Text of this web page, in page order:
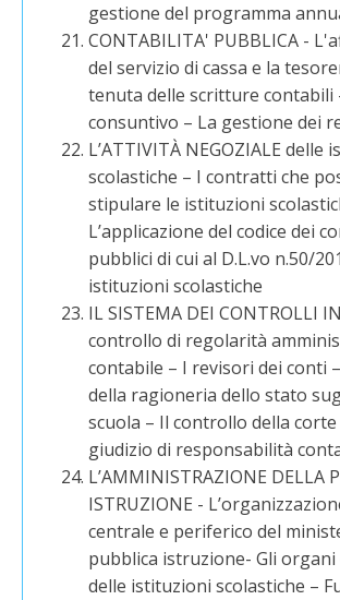
gestione del programma
CONTABILITA' PUBBLICA -
del servizio di cassa e la
tenuta delle scritture contabili
consuntivo – La gestione dei
L’ATTIVITÀ NEGOZIALE delle
scolastiche – I contratti che
stipulare le istituzioni
L’applicazione del codice dei
pubblici di cui al D.L.vo n.50/
istituzioni scolastiche
IL SISTEMA DEI CONTROLLI
controllo di regolarità
contabile – I revisori dei conti
della ragioneria dello stato
scuola – Il controllo della
giudizio di responsabilità
L’AMMINISTRAZIONE DELLA
ISTRUZIONE -
centrale e periferico del
pubblica istruzione- Gli
delle istituzioni scolastiche –